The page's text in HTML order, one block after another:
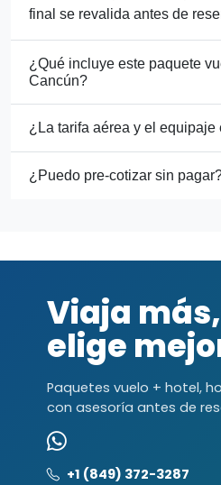
final se revalida antes de
¿Qué incluye este paquete
Cancún?
¿La tarifa aérea y el equipaje
¿Puedo pre-cotizar sin
Viaja más,
elige
Paquetes vuelo + hotel,
con asesoría antes de
+1 (849) 372-3287